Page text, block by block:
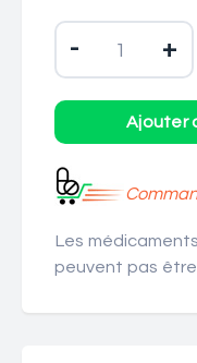
- +
Les
peuvent pas